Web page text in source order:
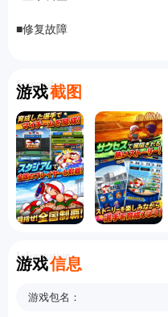
■修复故障
游戏截图
Screenshot
游戏信息
Information
游戏包名：